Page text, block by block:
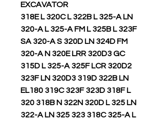
EXCAVATOR
318E L 320C L 322B L 325-A LN
320-A L 325-A FM L 325B L 323F
SA 320-A S 320D LN 324D FM
320-A N 320E LRR 320D3 GC
315D L 325-A 325F LCR 320D2
323F LN 320D3 319D 322B LN
EL180 319C 323F 323D 318F L
320 318B N 322N 320D L 325 LN
322-A LN 325 323 318C 325-A L